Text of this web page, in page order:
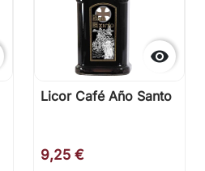

Licor Café Año Santo
9,25 €